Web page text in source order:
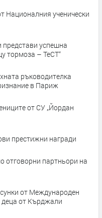
Националния ученически
успешна
тормоза – ТеСТ“
ръководителка
в Париж
от СУ „Йордан
престижни награди
отговорни партньори на
от Международен
деца от Кърджали